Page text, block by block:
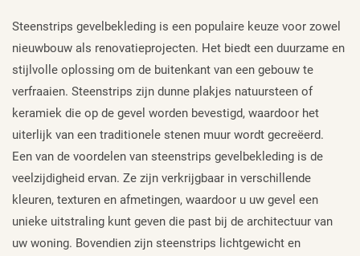
Steenstrips gevelbekleding is een populaire keuze voor zowel
nieuwbouw als renovatieprojecten. Het biedt een duurzame en
stijlvolle oplossing om de buitenkant van een gebouw te
verfraaien. Steenstrips zijn dunne plakjes natuursteen of
keramiek die op de gevel worden bevestigd, waardoor het
uiterlijk van een traditionele stenen muur wordt gecreëerd.
Een van de voordelen van steenstrips gevelbekleding is de
veelzijdigheid ervan. Ze zijn verkrijgbaar in verschillende
kleuren, texturen en afmetingen, waardoor u uw gevel een
unieke uitstraling kunt geven die past bij de architectuur van
uw woning. Bovendien zijn steenstrips lichtgewicht en